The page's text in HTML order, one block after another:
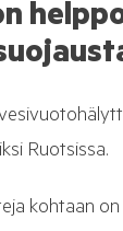
Ruotsissa.
kohtaan on